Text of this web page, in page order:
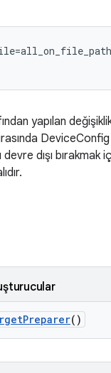
yapılan
DeviceConfig
dışı bırakmak
Preparer()